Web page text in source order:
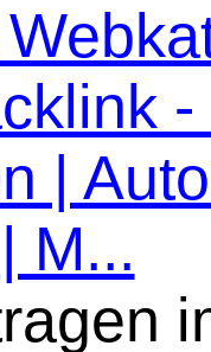
|
M...